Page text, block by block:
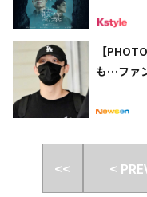
【
も…ファ
<< <